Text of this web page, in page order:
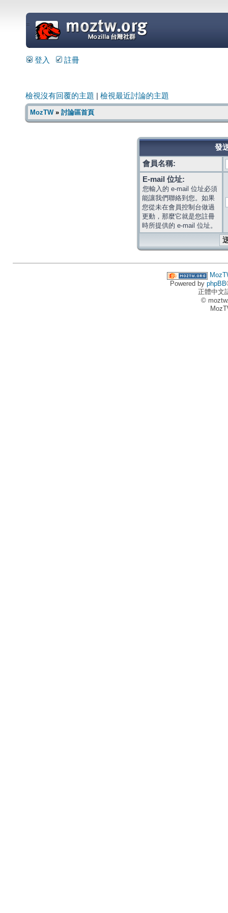
=
登入 註冊
檢視沒有回覆的主題 檢視最近討論的主題
MozTW» 討論區首頁
發
會員名稱:
E-mail 位址:
您輸入的 e-mail 位址必須
能讓我們聯絡到您。如果
您從未在會員控制台做過
更動，那麼它就是您註冊
時所提供的 e-mail 位址。
Powered by phpBB
正體中文
©